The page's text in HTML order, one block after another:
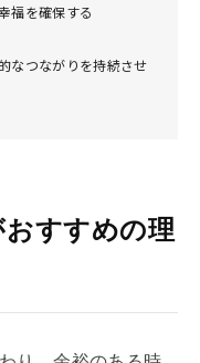
福を確保する
なつながりを持続させ
すすめの理